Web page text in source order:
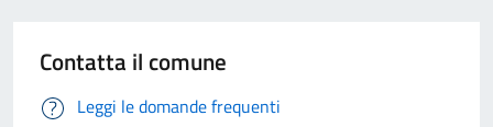
Contatta il comune
Leggi le domande frequenti